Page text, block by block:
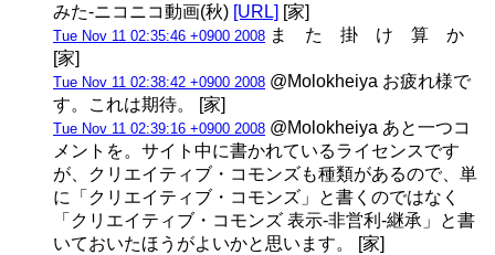
みた‐ニコニコ動画(秋) [URL] [家]
Tue Nov 11 02:35:46 +0900 2008 ま た 掛 け 算 か
[家]
Tue Nov 11 02:38:42 +0900 2008 @Molokheiya お疲れ様で
す。これは期待。 [家]
Tue Nov 11 02:39:16 +0900 2008 @Molokheiya あと一つコ
メントを。サイト中に書かれているライセンスです
が、クリエイティブ・コモンズも種類があるので、単
に「クリエイティブ・コモンズ」と書くのではなく
「クリエイティブ・コモンズ 表示-非営利-継承」と書
いておいたほうがよいかと思います。 [家]